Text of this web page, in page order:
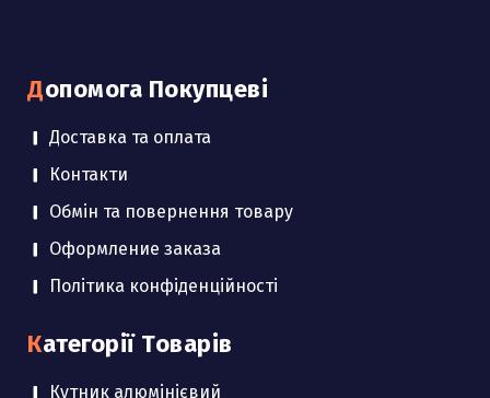
Допомога Покупцеві
Доставка та оплата
Контакти
Обмін та повернення товару
Оформление заказа
Політика конфіденційності
Категорії Товарів
Кутник алюмінієвий